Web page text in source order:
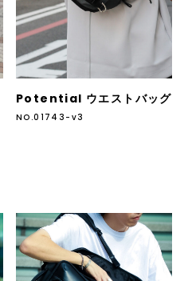
Potential ウエストバッグ
NO.01743-v3